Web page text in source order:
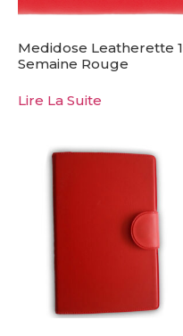
Medidose Leatherette 1
Semaine Rouge
Lire La Suite